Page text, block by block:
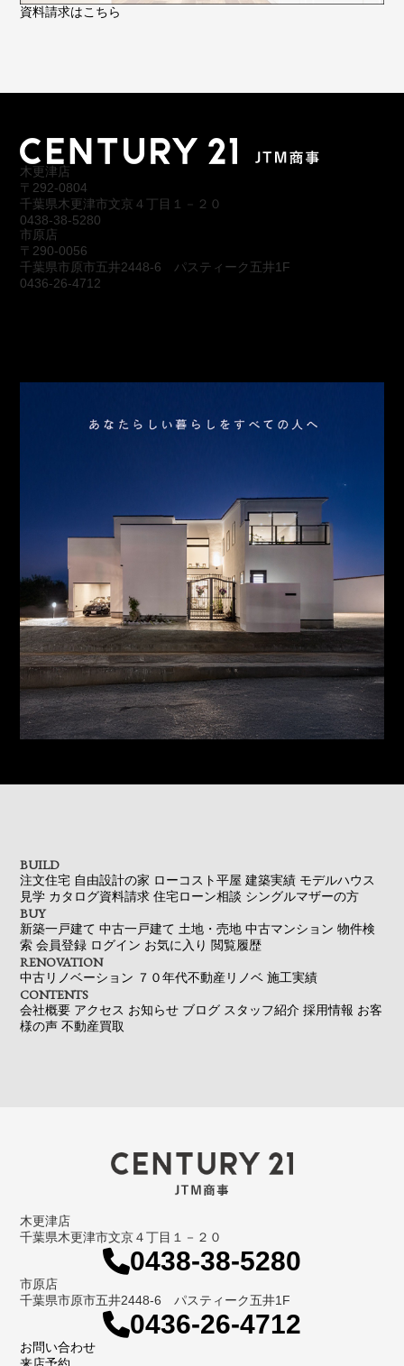
資料請求はこちら
木更津店
〒292-0804
千葉県木更津市文京４丁目１－２０
0438-38-5280
市原店
〒290-0056
千葉県市原市五井2448-6 パスティーク五井1F
0436-26-4712
BUILD
注文住宅 自由設計の家 ローコスト平屋 建築実績 モデルハウス
見学 カタログ資料請求 住宅ローン相談 シングルマザーの方
BUY
新築一戸建て 中古一戸建て 土地・売地 中古マンション 物件検
索 会員登録 ログイン お気に入り 閲覧履歴
RENOVATION
中古リノベーション ７０年代不動産リノベ 施工実績
CONTENTS
会社概要 アクセス お知らせ ブログ スタッフ紹介 採用情報 お客
様の声 不動産買取
木更津店
千葉県木更津市文京４丁目１－２０
0438-38-5280
市原店
千葉県市原市五井2448-6 パスティーク五井1F
0436-26-4712
お問い合わせ
来店予約